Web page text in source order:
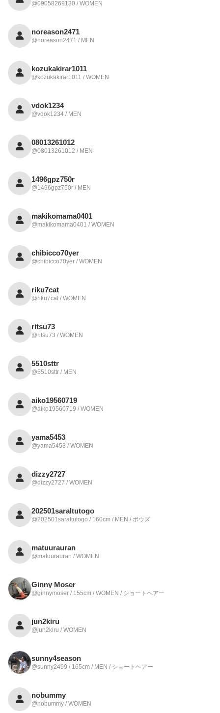
@09058269130 / WOMEN
noreason2471
@noreason2471 / MEN
kozukakirar1011
@kozukakirar1011 / WOMEN
vdok1234
@vdok1234 / MEN
08013261012
@08013261012 / MEN
1496gpz750r
@1496gpz750r / MEN
makikomama0401
@makikomama0401 / WOMEN
chibicco70yer
@chibicco70yer / WOMEN
riku7cat
@riku7cat / WOMEN
ritsu73
@ritsu73 / WOMEN
5510sttr
@5510sttr / MEN
aiko19560719
@aiko19560719 / WOMEN
yama5453
@yama5453 / WOMEN
dizzy2727
@dizzy2727 / WOMEN
202501saraltutogo
@202501saraltutogo / 160cm / MEN / ボウズ
matuurauran
@matuurauran / WOMEN
Ginny Moser
@ginnymoser / 155cm / WOMEN / ショートヘアー
jun2kiru
@jun2kiru / WOMEN
sunny4season
@sunny2499 / 165cm / MEN / ショートヘアー
nobummy
@nobummy / WOMEN